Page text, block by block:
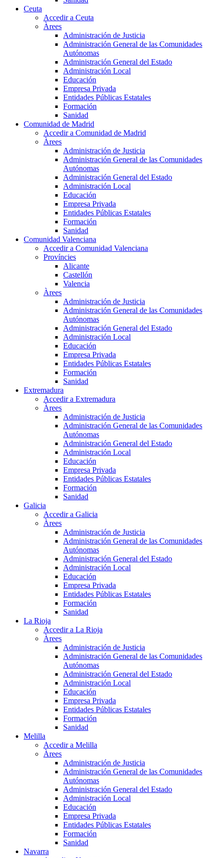
Ceuta
Accedir a Ceuta
Àrees
Administración de Justicia
Administración General de las Comunidades
Autónomas
Administración General del Estado
Administración Local
Educación
Empresa Privada
Entidades Públicas Estatales
Formación
Sanidad
Comunidad de Madrid
Accedir a Comunidad de Madrid
Àrees
Administración de Justicia
Administración General de las Comunidades
Autónomas
Administración General del Estado
Administración Local
Educación
Empresa Privada
Entidades Públicas Estatales
Formación
Sanidad
Comunidad Valenciana
Accedir a Comunidad Valenciana
Províncies
Alicante
Castellón
Valencia
Àrees
Administración de Justicia
Administración General de las Comunidades
Autónomas
Administración General del Estado
Administración Local
Educación
Empresa Privada
Entidades Públicas Estatales
Formación
Sanidad
Extremadura
Accedir a Extremadura
Àrees
Administración de Justicia
Administración General de las Comunidades
Autónomas
Administración General del Estado
Administración Local
Educación
Empresa Privada
Entidades Públicas Estatales
Formación
Sanidad
Galicia
Accedir a Galicia
Àrees
Administración de Justicia
Administración General de las Comunidades
Autónomas
Administración General del Estado
Administración Local
Educación
Empresa Privada
Entidades Públicas Estatales
Formación
Sanidad
La Rioja
Accedir a La Rioja
Àrees
Administración de Justicia
Administración General de las Comunidades
Autónomas
Administración General del Estado
Administración Local
Educación
Empresa Privada
Entidades Públicas Estatales
Formación
Sanidad
Melilla
Accedir a Melilla
Àrees
Administración de Justicia
Administración General de las Comunidades
Autónomas
Administración General del Estado
Administración Local
Educación
Empresa Privada
Entidades Públicas Estatales
Formación
Sanidad
Navarra